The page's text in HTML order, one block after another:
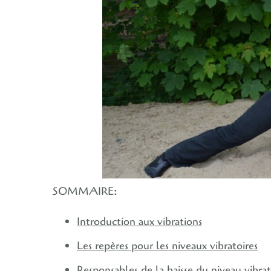
SOMMAIRE:
Introduction aux vibrations
Les repères pour les niveaux vibratoires